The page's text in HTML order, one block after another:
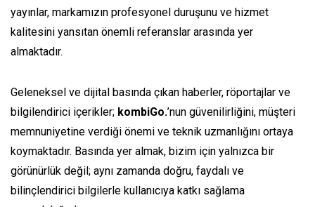
yayınlar, markamızın profesyonel duruşunu ve hizmet
kalitesini yansıtan önemli referanslar arasında yer
almaktadır.
Geleneksel ve dijital basında çıkan haberler, röportajlar ve
bilgilendirici içerikler; kombiGo.’nun güvenilirliğini, müşteri
memnuniyetine verdiği önemi ve teknik uzmanlığını ortaya
koymaktadır. Basında yer almak, bizim için yalnızca bir
görünürlük değil; aynı zamanda doğru, faydalı ve
bilinçlendirici bilgilerle kullanıcıya katkı sağlama